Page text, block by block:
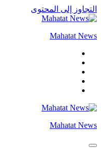
التجاوز إلى المحتوى
Mahatat News
Mahatat News